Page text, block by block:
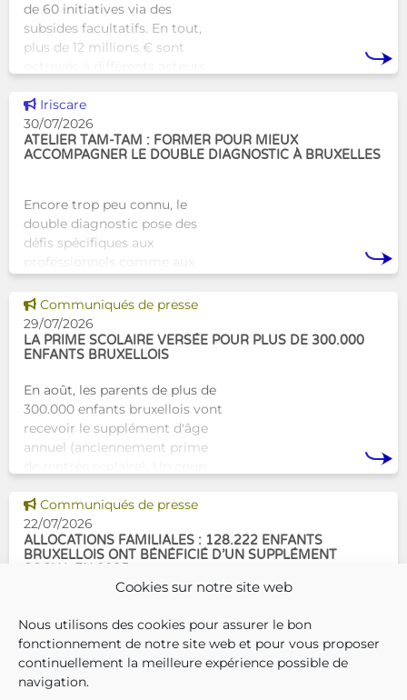
Cookies sur notre site web
Nous utilisons des cookies pour assurer le bon
fonctionnement de notre site web et pour vous proposer
continuellement la meilleure expérience possible de
navigation.
de 60 initiatives via des
subsides facultatifs. En tout,
plus de 12 millions € sont
travail au serv
Voir cette news
Iriscare
30/07/2026
ATELIER TAM-TAM : FORMER POUR MIEUX
ACCOMPAGNER LE DOUBLE DIAGNOSTIC À BRUXELLES
Encore trop peu connu, le
double diagnostic pose des
défis spécifiques aux
Tam-Tam apporte une réponse
concrète avec une formation
dest
Voir cette news
Communiqués de presse
29/07/2026
LA PRIME SCOLAIRE VERSÉE POUR PLUS DE 300.000
ENFANTS BRUXELLOIS
En août, les parents de plus de
300.000 enfants bruxellois vont
recevoir le supplément d'âge
annuel (anciennement prime
commencer la
Voir cette news
Communiqués de presse
22/07/2026
ALLOCATIONS FAMILIALES : 128.222 ENFANTS
BRUXELLOIS ONT BÉNÉFICIÉ D’UN SUPPLÉMENT
En décembre 2025, 304.966
enfants bruxellois avaient droit
aux allocations familiales.
Parmi eux, 128.222